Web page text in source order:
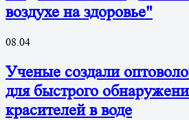
воздухе на здоровье"
08.04
Ученые создали
для быстрого
красителей в воде